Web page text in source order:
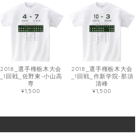
2018_選手権栃木大会
_1回戦_佐野東-小山高
専
¥1,500
2018_選手権栃木大会
_1回戦_作新学院-那須
清峰
¥1,500